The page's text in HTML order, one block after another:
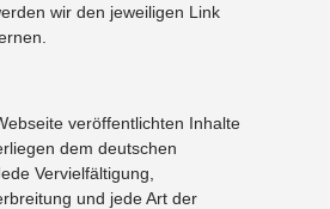
wir den jeweiligen Link
veröffentlichten Inhalte
dem deutschen
Vervielfältigung,
und jede Art der